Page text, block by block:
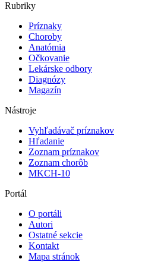
Rubriky
Príznaky
Choroby
Anatómia
Očkovanie
Lekárske odbory
Diagnózy
Magazín
Nástroje
Vyhľadávač príznakov
Hľadanie
Zoznam príznakov
Zoznam chorôb
MKCH-10
Portál
O portáli
Autori
Ostatné sekcie
Kontakt
Mapa stránok